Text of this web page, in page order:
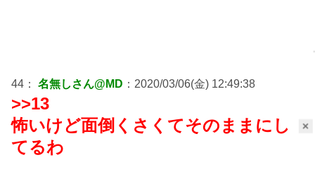
×
44： 名無しさん@MD ：2020/03/06(金) 12:49:38
>>13
怖いけど面倒くさくてそのままにし
てるわ